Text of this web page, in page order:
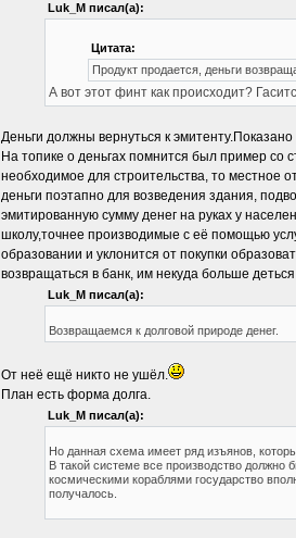
Luk_M писал(а):
Цитата:
Продукт продается, деньги
А вот этот финт как происходит?
Деньги должны вернуться к
На топике о деньгах помнится был пример со
необходимое для строительства, то местное
деньги поэтапно для возведения здания,
эмитированную сумму денег на руках у
школу,точнее производимые с её помощью
образовании и уклонится от покупки
возвращаться в банк, им некуда больше
Luk_M писал(а):
Возвращаемся к долговой природе денег.
От неё ещё никто не ушёл.
План есть форма долга.
Luk_M писал(а):
Но данная схема имеет ряд изъянов,
В такой системе все производство должно
космическими кораблями государство
получалось.